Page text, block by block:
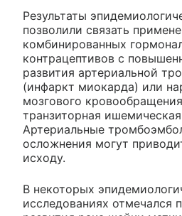
Результаты
позволили связать
комбинированных
контрацептивов с
развития артериальной
(инфаркт миокарда) или
мозгового
транзиторная ишемическая
Артериальные
осложнения могут
исходу.
В некоторых
исследованиях отмечался